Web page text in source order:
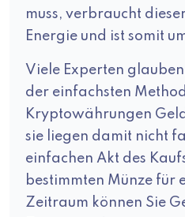
muss, verbraucht
Energie und ist somit
Viele Experten
der einfachsten
Kryptowährungen
sie liegen damit nicht
einfachen Akt des
bestimmten Münze für
Zeitraum können Sie